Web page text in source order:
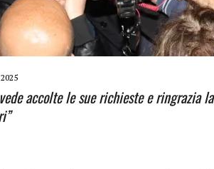
accolte le sue richieste e ringrazia